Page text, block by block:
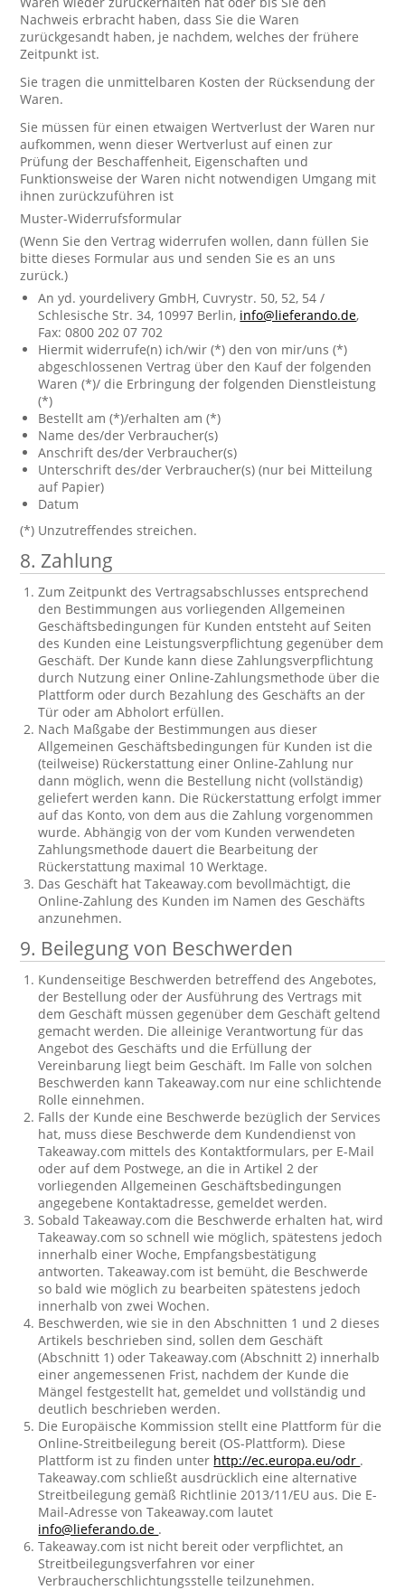
Nachweis erbracht haben, dass Sie die Waren
zurückgesandt haben, je nachdem, welches der frühere
Zeitpunkt ist.
Sie tragen die unmittelbaren Kosten der Rücksendung der
Waren.
Sie müssen für einen etwaigen Wertverlust der Waren nur
aufkommen, wenn dieser Wertverlust auf einen zur
Prüfung der Beschaffenheit, Eigenschaften und
Funktionsweise der Waren nicht notwendigen Umgang mit
ihnen zurückzuführen ist
Muster-Widerrufsformular
(Wenn Sie den Vertrag widerrufen wollen, dann füllen Sie
bitte dieses Formular aus und senden Sie es an uns
zurück.)
An yd. yourdelivery GmbH, Cuvrystr. 50, 52, 54 /
Schlesische Str. 34, 10997 Berlin, info@lieferando.de,
Fax: 0800 202 07 702
Hiermit widerrufe(n) ich/wir (*) den von mir/uns (*)
abgeschlossenen Vertrag über den Kauf der folgenden
Waren (*)/ die Erbringung der folgenden Dienstleistung
(*)
Bestellt am (*)/erhalten am (*)
Name des/der Verbraucher(s)
Anschrift des/der Verbraucher(s)
Unterschrift des/der Verbraucher(s) (nur bei Mitteilung
auf Papier)
Datum
(*) Unzutreffendes streichen.
8. Zahlung
Zum Zeitpunkt des Vertragsabschlusses entsprechend
den Bestimmungen aus vorliegenden Allgemeinen
Geschäftsbedingungen für Kunden entsteht auf Seiten
des Kunden eine Leistungsverpflichtung gegenüber dem
Geschäft. Der Kunde kann diese Zahlungsverpflichtung
durch Nutzung einer Online-Zahlungsmethode über die
Plattform oder durch Bezahlung des Geschäfts an der
Tür oder am Abholort erfüllen.
Nach Maßgabe der Bestimmungen aus dieser
Allgemeinen Geschäftsbedingungen für Kunden ist die
(teilweise) Rückerstattung einer Online-Zahlung nur
dann möglich, wenn die Bestellung nicht (vollständig)
geliefert werden kann. Die Rückerstattung erfolgt immer
auf das Konto, von dem aus die Zahlung vorgenommen
wurde. Abhängig von der vom Kunden verwendeten
Zahlungsmethode dauert die Bearbeitung der
Rückerstattung maximal 10 Werktage.
Das Geschäft hat Takeaway.com bevollmächtigt, die
Online-Zahlung des Kunden im Namen des Geschäfts
anzunehmen.
9. Beilegung von Beschwerden
Kundenseitige Beschwerden betreffend des Angebotes,
der Bestellung oder der Ausführung des Vertrags mit
dem Geschäft müssen gegenüber dem Geschäft geltend
gemacht werden. Die alleinige Verantwortung für das
Angebot des Geschäfts und die Erfüllung der
Vereinbarung liegt beim Geschäft. Im Falle von solchen
Beschwerden kann Takeaway.com nur eine schlichtende
Rolle einnehmen.
Falls der Kunde eine Beschwerde bezüglich der Services
hat, muss diese Beschwerde dem Kundendienst von
Takeaway.com mittels des Kontaktformulars, per E-Mail
oder auf dem Postwege, an die in Artikel 2 der
vorliegenden Allgemeinen Geschäftsbedingungen
angegebene Kontaktadresse, gemeldet werden.
Sobald Takeaway.com die Beschwerde erhalten hat, wird
Takeaway.com so schnell wie möglich, spätestens jedoch
innerhalb einer Woche, Empfangsbestätigung
antworten. Takeaway.com ist bemüht, die Beschwerde
so bald wie möglich zu bearbeiten spätestens jedoch
innerhalb von zwei Wochen.
Beschwerden, wie sie in den Abschnitten 1 und 2 dieses
Artikels beschrieben sind, sollen dem Geschäft
(Abschnitt 1) oder Takeaway.com (Abschnitt 2) innerhalb
einer angemessenen Frist, nachdem der Kunde die
Mängel festgestellt hat, gemeldet und vollständig und
deutlich beschrieben werden.
Die Europäische Kommission stellt eine Plattform für die
Online-Streitbeilegung bereit (OS-Plattform). Diese
Plattform ist zu finden unter http://ec.europa.eu/odr .
Takeaway.com schließt ausdrücklich eine alternative
Streitbeilegung gemäß Richtlinie 2013/11/EU aus. Die E-
Mail-Adresse von Takeaway.com lautet
info@lieferando.de .
Takeaway.com ist nicht bereit oder verpflichtet, an
Streitbeilegungsverfahren vor einer
Verbraucherschlichtungsstelle teilzunehmen.